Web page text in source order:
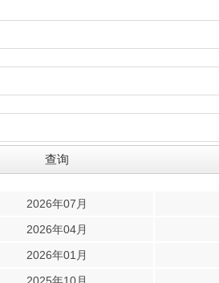
2026年07月
2026年04月
2026年01月